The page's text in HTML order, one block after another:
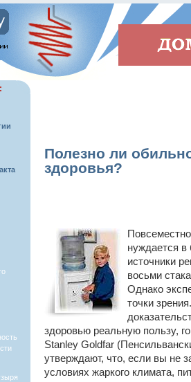
Полезно ли
здоровья?
нуждается
источники
восьми
Однако
точки
здоровью реальную пользу,
Stanley Goldfar
утверждают, что, если вы не
условиях жаркого климата,